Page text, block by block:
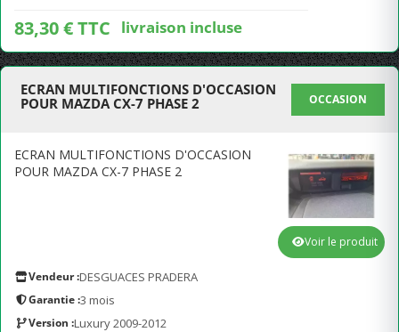
83,30 € TTC livraison incluse
ECRAN MULTIFONCTIONS D'OCCASION
POUR MAZDA CX-7 PHASE 2
OCCASION
ECRAN MULTIFONCTIONS D'OCCASION
POUR MAZDA CX-7 PHASE 2
Vendeur :DESGUACES PRADERA
Garantie :3 mois
Version :Luxury 2009-2012
Voir le produit